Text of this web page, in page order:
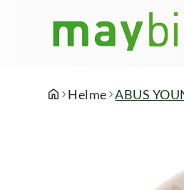
Helme ABUS